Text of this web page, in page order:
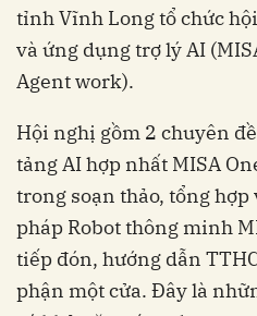
tỉnh Vĩnh Long tổ chức
và ứng dụng trợ lý AI
Agent work).
Hội nghị gồm 2 chuyên
tảng AI hợp nhất MISA
trong soạn thảo, tổng
pháp Robot thông minh
tiếp đón, hướng dẫn
phận một cửa. Đây là